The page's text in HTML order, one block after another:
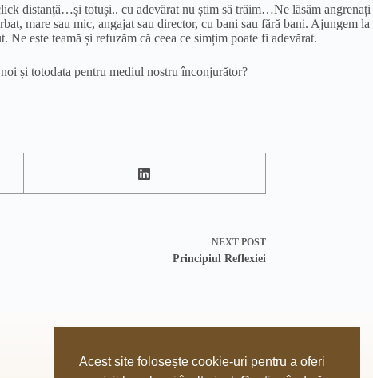
distanță…și totuși.. cu adevărat nu știm să trăim…Ne lăsăm angrenați
mare sau mic, angajat sau director, cu bani sau fără bani. Ajungem la
este teamă și refuzăm că ceea ce simțim poate fi adevărat.
și totodata pentru mediul nostru înconjurător?
NEXT POST
Principiul Reflexiei
Acest site folosește cookie-uri pentru a oferi